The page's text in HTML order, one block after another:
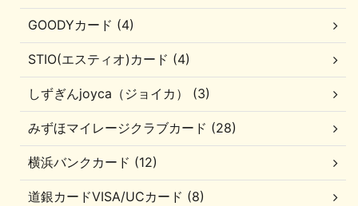
GOODYカード (4)
STIO(エスティオ)カード (4)
しずぎんjoyca（ジョイカ） (3)
みずほマイレージクラブカード (28)
横浜バンクカード (12)
道銀カードVISA/UCカード (8)